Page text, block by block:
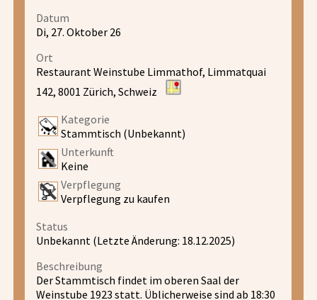
Datum
Di, 27. Oktober 26
Ort
Restaurant Weinstube Limmathof, Limmatquai
142, 8001 Zürich, Schweiz
Kategorie
Stammtisch (Unbekannt)
Unterkunft
Keine
Verpflegung
Verpflegung zu kaufen
Status
Unbekannt (Letzte Änderung: 18.12.2025)
Beschreibung
Der Stammtisch findet im oberen Saal der
Weinstube 1923 statt. Üblicherweise sind ab 18:30